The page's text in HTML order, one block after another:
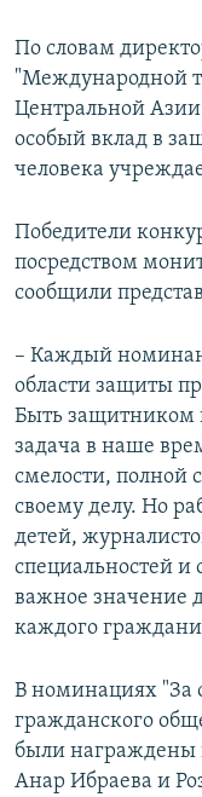
По словам
"Международной
Центральной
особый вклад в
человека
Победители
посредством
сообщили
– Каждый
области защиты
Быть защитником
задача в наше
смелости, полной
своему делу. Но
детей,
специальностей
важное значение
каждого
В номинациях "За
гражданского
были награждены
Анар Ибраева и